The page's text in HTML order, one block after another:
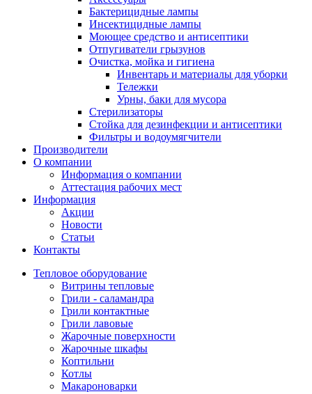
Бактерицидные лампы
Инсектицидные лампы
Моющее средство и антисептики
Отпугиватели грызунов
Очистка, мойка и гигиена
Инвентарь и материалы для уборки
Тележки
Урны, баки для мусора
Стерилизаторы
Стойка для дезинфекции и антисептики
Фильтры и водоумягчители
Производители
О компании
Информация о компании
Аттестация рабочих мест
Информация
Акции
Новости
Статьи
Контакты
Тепловое оборудование
Витрины тепловые
Грили - саламандра
Грили контактные
Грили лавовые
Жарочные поверхности
Жарочные шкафы
Коптильни
Котлы
Макароноварки